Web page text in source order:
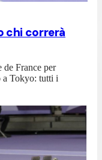
chi correrà
de France per
a Tokyo: tutti i